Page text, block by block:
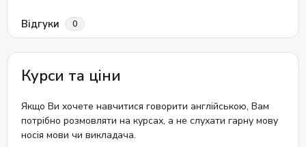
Відгуки 0
Курси та ціни
Якщо Ви хочете навчитися говорити англійською, Вам
потрібно розмовляти на курсах, а не слухати гарну мову
носія мови чи викладача.